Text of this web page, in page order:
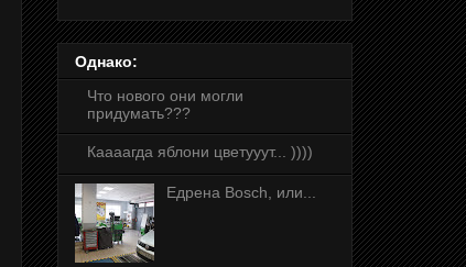
Однако:
Что нового они могли
придумать???
Каааагда яблони цветууут... ))))
Едрена Bosch, или...